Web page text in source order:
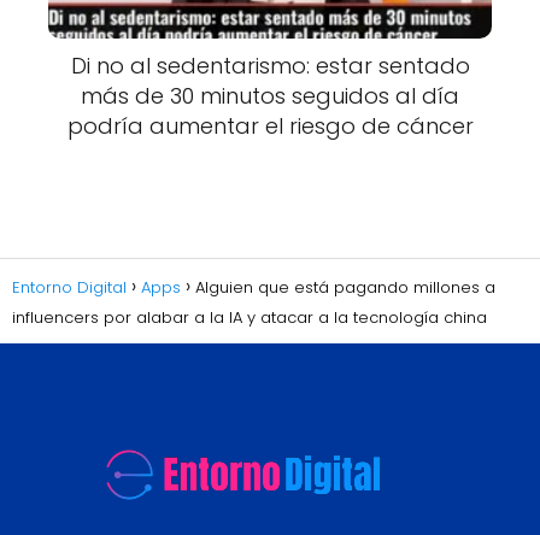
Di no al sedentarismo: estar sentado
más de 30 minutos seguidos al día
podría aumentar el riesgo de cáncer
Entorno Digital Apps
Alguien que está pagando millones a
influencers por alabar a la IA y atacar a la tecnología china